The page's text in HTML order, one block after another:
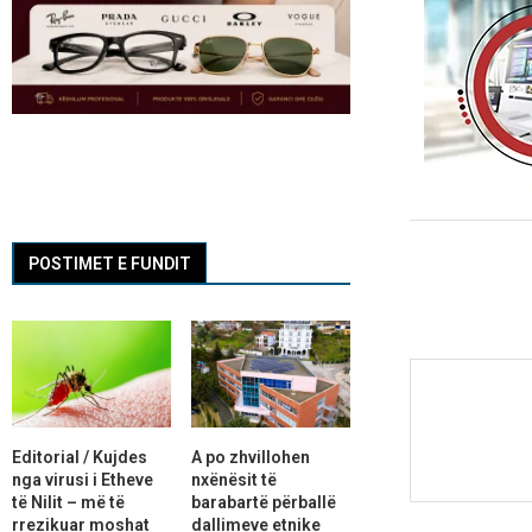
POSTIMET E FUNDIT
Editorial / Kujdes
nga virusi i Etheve
të Nilit – më të
rrezikuar moshat
A po zhvillohen
nxënësit të
barabartë përballë
dallimeve etnike